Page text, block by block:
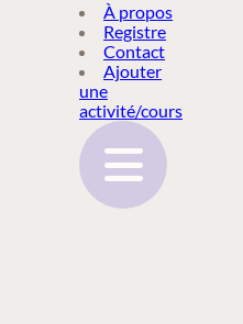
REGISTRE
CONTACT
À propos
Registre
Contact
Ajouter
une
activité/cours